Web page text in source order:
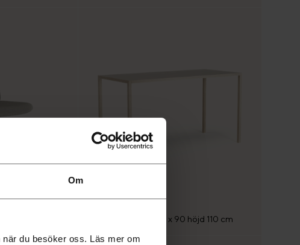
Om
du besöker oss. Läs mer om
Bespoke bord 200 x 90 höjd 110 cm